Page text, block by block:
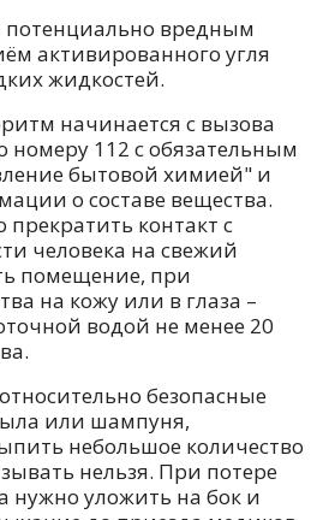
вредным
активированного угля
жидкостей.
начинается с вызова
112 с обязательным
бытовой химией" и
о составе вещества.
контакт с
человека на свежий
помещение, при
на кожу или в глаза –
водой не менее 20
безопасные
или шампуня,
небольшое количество
нельзя. При потере
нужно уложить на бок и